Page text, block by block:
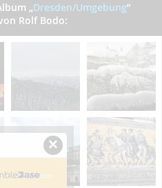
„Dresden/Umgebung”
Rolf Bodo:
×